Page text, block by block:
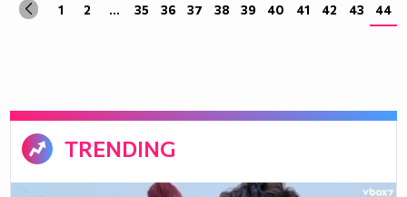
TRENDING
1 2 ... 35 36 37 38 39 40 41 42 43 44